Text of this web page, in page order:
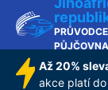
PRŮVODCE
Až 20%
akce platí